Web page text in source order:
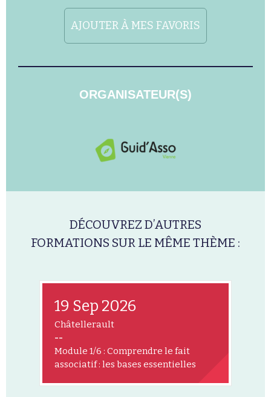
AJOUTER À MES FAVORIS
ORGANISATEUR(S)
DÉCOUVREZ D’AUTRES
FORMATIONS SUR LE MÊME THÈME :
19 Sep 2026
Châtellerault
--
Module 1/6 : Comprendre le fait
associatif : les bases essentielles